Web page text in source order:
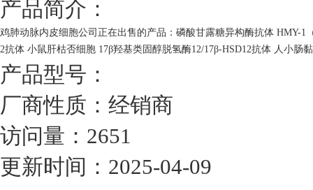
产品简介：
鸡肺动脉内皮细胞公司正在出售的产品：磷酸甘露糖异构酶抗体 HMY-
2抗体 小鼠肝枯否细胞 17β羟基类固醇脱氢酶12/17β-HSD12抗体 人小肠
产品型号：
厂商性质：经销商
访问量：2651
更新时间：2025-04-09